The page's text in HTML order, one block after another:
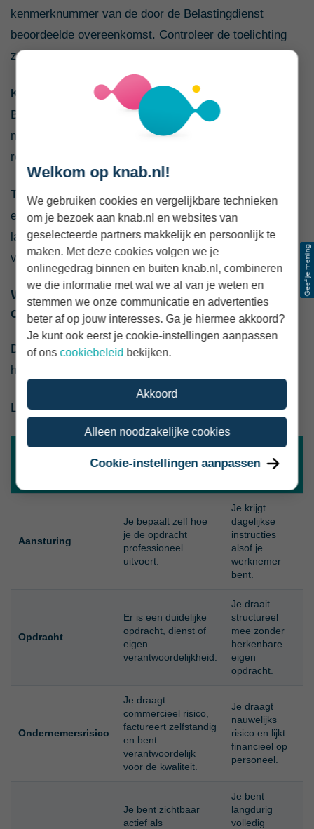
kenmerknummer van de door de Belastingdienst
beoordeelde overeenkomst. Controleer de toelichting
zorgvuldig.
Kan de opdracht vóór 1 januari 2030 klaar zijn?
Bestaande modelovereenkomsten mogen nog tot en
met 31 december 2029 worden gebruikt. Houd daar
rekening mee bij langlopende opdrachten.
Twijfel je? Laat de overeenkomst dan beoordelen door
een jurist, fiscalist of brancheorganisatie. Zeker bij
langdurige, grote of gevoelige opdrachten is dat
verstandig.
Werk je ook echt volgens de
overeenkomst?
Dit is de belangrijkste vraag. Een modelovereenkomst
helpt alleen als de dagelijkse praktijk erbij past.
Let bijvoorbeeld op deze punten:
Sterker voor zzp
Gevoeliger
voor
Aansturing
Je bepaalt zelf hoe
je de opdracht
professioneel
uitvoert.
Je krijgt
dagelijkse
instructies
alsof je
werknemer
bent.
Opdracht
Er is een duidelijke
opdracht, dienst of
eigen
verantwoordelijkheid.
Je draait
structureel
mee zonder
herkenbare
eigen
opdracht.
Ondernemersrisico
Je draagt
commercieel risico,
factureert zelfstandig
en bent
verantwoordelijk
voor de kwaliteit.
Je draagt
nauwelijks
risico en lijkt
financieel op
personeel.
Je bent zichtbaar
actief als
Je bent
langdurig
volledig
Welkom op knab.nl!
We gebruiken cookies en vergelijkbare technieken
om je bezoek aan knab.nl en websites van
geselecteerde partners makkelijk en persoonlijk te
maken. Met deze cookies volgen we je
onlinegedrag binnen en buiten knab.nl, combineren
we die informatie met wat we al van je weten en
stemmen we onze communicatie en advertenties
beter af op jouw interesses. Ga je hiermee akkoord?
Je kunt ook eerst je cookie-instellingen aanpassen
of onscookiebeleid bekijken.
Akkoord
Alleen noodzakelijke cookies
Cookie-instellingen aanpassen